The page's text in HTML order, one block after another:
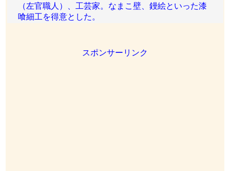
（左官職人）、工芸家。なまこ壁、鏝絵といった漆
喰細工を得意とした。
スポンサーリンク